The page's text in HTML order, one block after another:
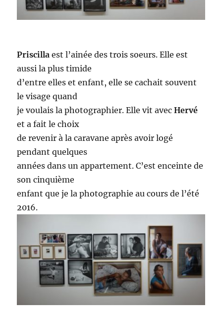
Priscilla est l’ainée des trois soeurs. Elle est
aussi la plus timide
d’entre elles et enfant, elle se cachait souvent
le visage quand
je voulais la photographier. Elle vit avec Hervé
et a fait le choix
de revenir à la caravane après avoir logé
pendant quelques
années dans un appartement. C’est enceinte de
son cinquième
enfant que je la photographie au cours de l’été
2016.